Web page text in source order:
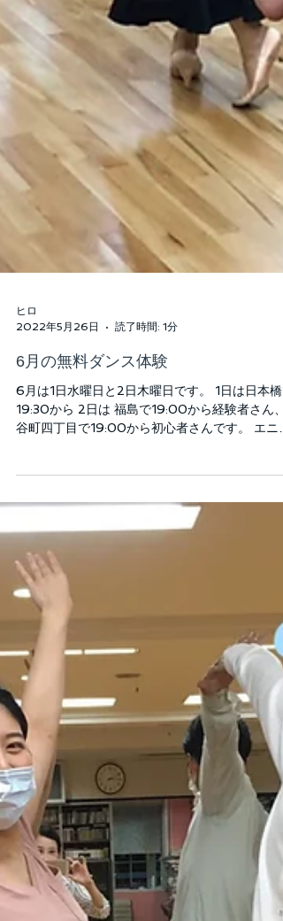
2022年5月26日
読了時間: 1分
6月の無料ダンス体験
6月は1日水曜日と2日木曜日です。 1日は日本橋
です。 そのことを前面に押し出していることも